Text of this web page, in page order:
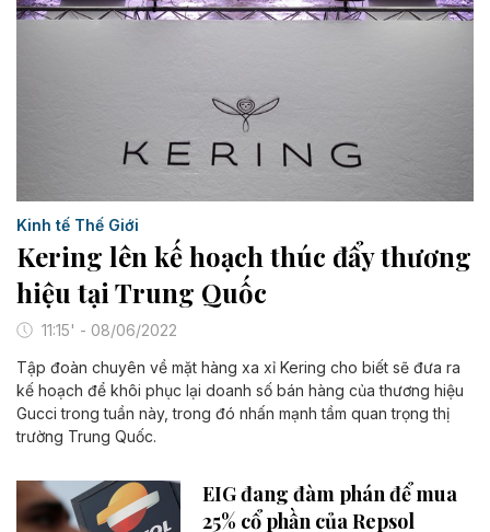
Kinh tế Thế Giới
Kering lên kế hoạch thúc đẩy thương
hiệu tại Trung Quốc​
11:15' - 08/06/2022
Tập đoàn chuyên về mặt hàng xa xỉ Kering cho biết sẽ đưa ra
kế hoạch để khôi phục lại doanh số bán hàng của thương hiệu
Gucci trong tuần này, trong đó nhấn mạnh tầm quan trọng thị
trường Trung Quốc.
EIG đang đàm phán để mua
25% cổ phần của Repsol